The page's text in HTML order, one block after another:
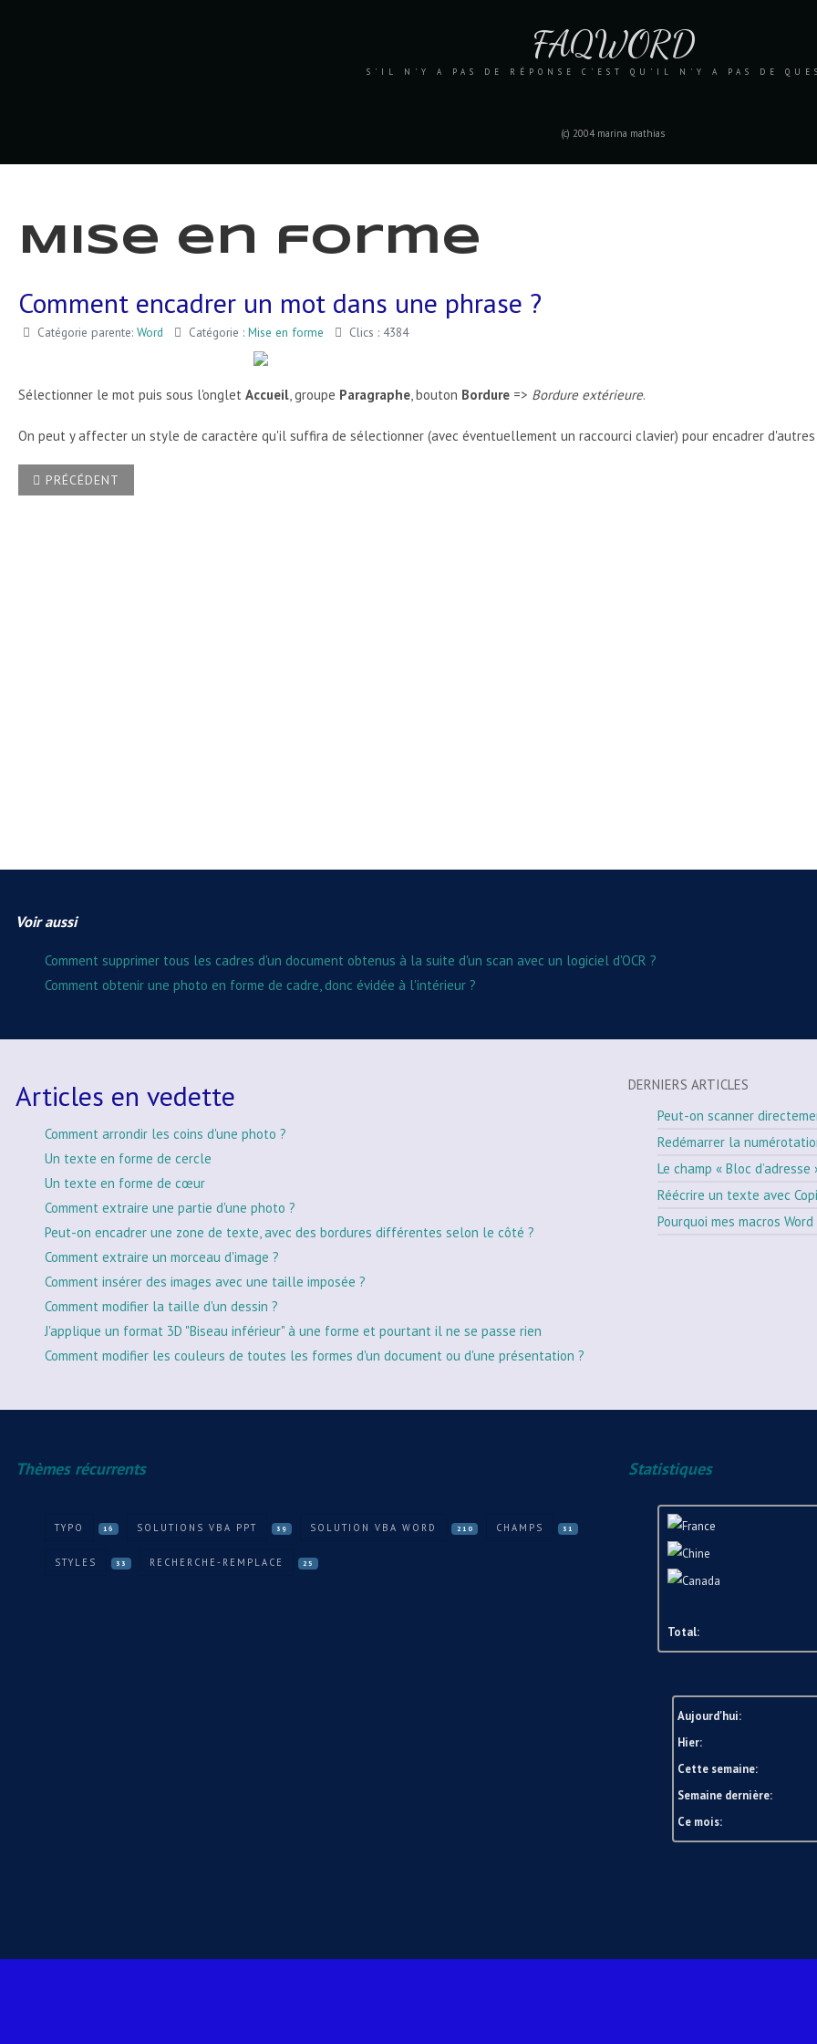
FAQWORD
S'IL N'Y A PAS DE RÉPONSE C'EST QU'IL N'Y A PAS DE
(c) 2004 marina mathias
Mise en forme
Comment encadrer un mot dans une phrase ?
Catégorie parente: Word Catégorie : Mise en forme Clics : 4384
Sélectionner le mot puis sous l'onglet Accueil, groupe Paragraphe, bouton Bordure => Bordure extérieure.
On peut y affecter un style de caractère qu'il suffira de sélectionner (avec éventuellement un raccourci clavier) pour encadrer d'autres
ARTICLE PRÉCÉDENT : COMMENT EN VBA METTRE EN MAJUSCULE LA PREMIÈRE LETTRE D'UN MOT CONTENU DANS UNE
PRÉCÉDENT
Voir aussi
Comment supprimer tous les cadres d'un document obtenus à la suite d'un scan avec un logiciel d'OCR ?
Comment obtenir une photo en forme de cadre, donc évidée à l'intérieur ?
Articles en vedette
Comment arrondir les coins d'une photo ?
Un texte en forme de cercle
Un texte en forme de cœur
Comment extraire une partie d'une photo ?
Peut-on encadrer une zone de texte, avec des bordures différentes selon le côté ?
Comment extraire un morceau d'image ?
Comment insérer des images avec une taille imposée ?
Comment modifier la taille d'un dessin ?
J'applique un format 3D "Biseau inférieur" à une forme et pourtant il ne se passe rien
Comment modifier les couleurs de toutes les formes d'un document ou d'une présentation ?
DERNIERS ARTICLES
Peut-on scanner
Redémarrer la
Le champ « Bloc
Réécrire un texte avec
Pourquoi mes macros
Thèmes récurrents
TYPO 16 SOLUTIONS VBA PPT 39 SOLUTION VBA WORD 210 CHAMPS 31
STYLES 33 RECHERCHE-REMPLACE 25
Statistiques
Total:
Aujourd'hui:
Hier:
Cette semaine:
Semaine dernière:
Ce mois: